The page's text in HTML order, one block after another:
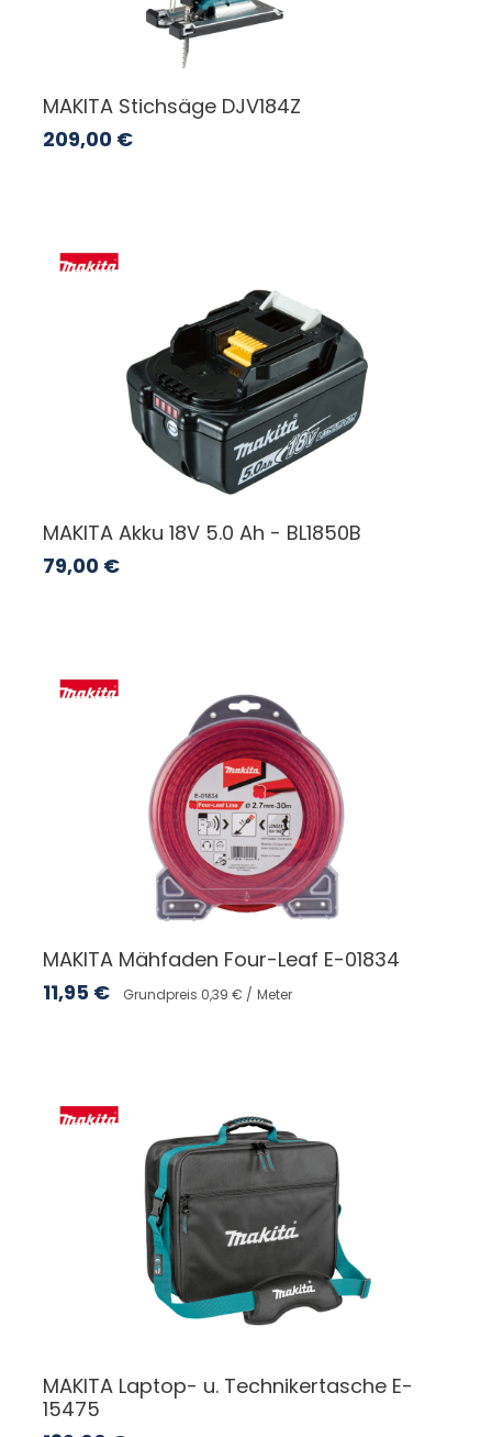
MAKITA Stichsäge DJV184Z
209,00 €
MAKITA Akku 18V 5.0 Ah - BL1850B
79,00 €
MAKITA Mähfaden Four-Leaf E-01834
11,95 € Grundpreis 0,39 € / Meter
MAKITA Laptop- u. Technikertasche E-
15475